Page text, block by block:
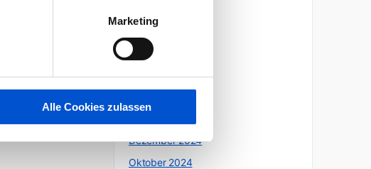
Marketing
Alle Cookies zulassen
Mai 2025
April 2025
März 2025
Dezember 2024
Oktober 2024